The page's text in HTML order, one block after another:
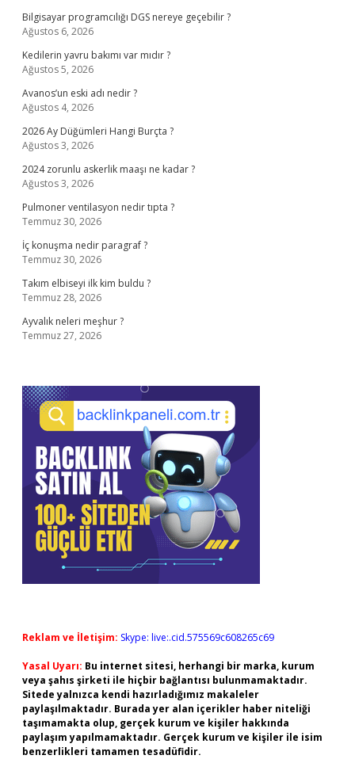
Bilgisayar programcılığı DGS nereye geçebilir ?
Ağustos 6, 2026
Kedilerin yavru bakımı var mıdır ?
Ağustos 5, 2026
Avanos’un eski adı nedir ?
Ağustos 4, 2026
2026 Ay Düğümleri Hangi Burçta ?
Ağustos 3, 2026
2024 zorunlu askerlik maaşı ne kadar ?
Ağustos 3, 2026
Pulmoner ventilasyon nedir tıpta ?
Temmuz 30, 2026
İç konuşma nedir paragraf ?
Temmuz 30, 2026
Takım elbiseyi ilk kim buldu ?
Temmuz 28, 2026
Ayvalık neleri meşhur ?
Temmuz 27, 2026
Reklam ve İletişim: Skype: live:.cid.575569c608265c69
Yasal Uyarı: Bu internet sitesi, herhangi bir marka, kurum
veya şahıs şirketi ile hiçbir bağlantısı bulunmamaktadır.
Sitede yalnızca kendi hazırladığımız makaleler
paylaşılmaktadır. Burada yer alan içerikler haber niteliği
taşımamakta olup, gerçek kurum ve kişiler hakkında
paylaşım yapılmamaktadır. Gerçek kurum ve kişiler ile isim
benzerlikleri tamamen tesadüfidir.